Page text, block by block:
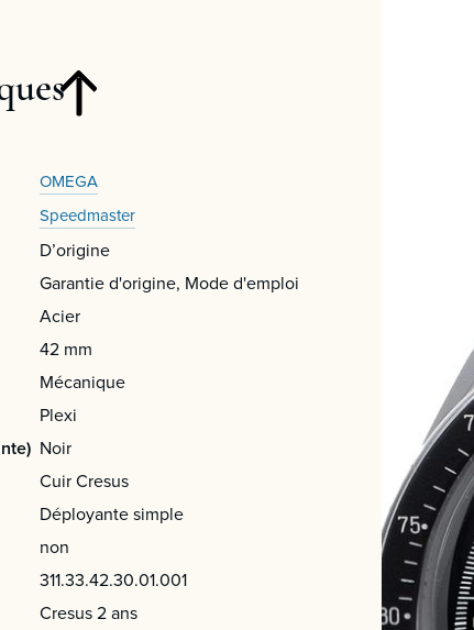
OMEGA
Speedmaster
D’origine
Garantie d'origine, Mode d'emploi
Acier
42 mm
Mécanique
Plexi
Noir
Cuir Cresus
Déployante simple
non
311.33.42.30.01.001
Cresus 2 ans